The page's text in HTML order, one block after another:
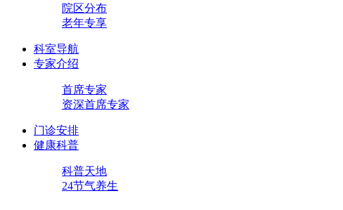
院区分布
老年专享
科室导航
专家介绍
首席专家
资深首席专家
门诊安排
健康科普
科普天地
24节气养生